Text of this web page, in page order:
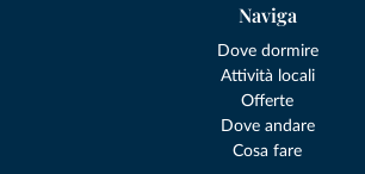
Naviga
Dove dormire
Attività locali
Offerte
Dove andare
Cosa fare